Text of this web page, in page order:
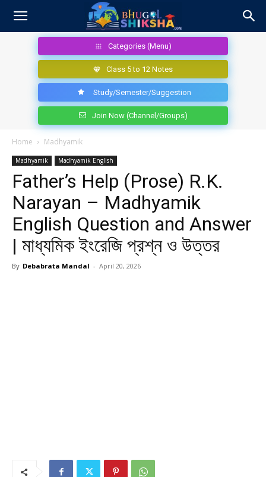
Categories (Menu)
Class 5 to 12 Notes
Study/Semester/Suggestion
Join Now (Channel/Groups)
Home Madhyamik
Madhyamik Madhyamik English
Father’s Help (Prose) R.K.
Narayan – Madhyamik
English Question and Answer
| মাধ্যমিক ইংরেজি প্রশ্ন ও উত্তর
By Debabrata Mandal - April 20, 2026